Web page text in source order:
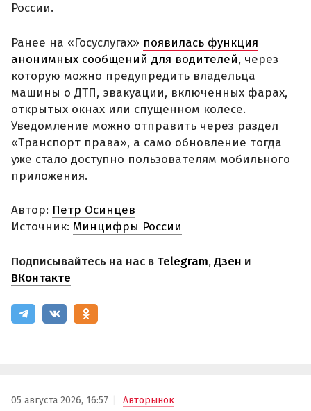
России.
Ранее на «Госуслугах» появилась функция
анонимных сообщений для водителей, через
которую можно предупредить владельца
машины о ДТП, эвакуации, включенных фарах,
открытых окнах или спущенном колесе.
Уведомление можно отправить через раздел
«Транспорт права», а само обновление тогда
уже стало доступно пользователям мобильного
приложения.
Автор: Петр Осинцев
Источник: Минцифры России
Подписывайтесь на нас в Telegram,Дзен и
ВКонтакте
05 августа 2026, 16:57 Авторынок